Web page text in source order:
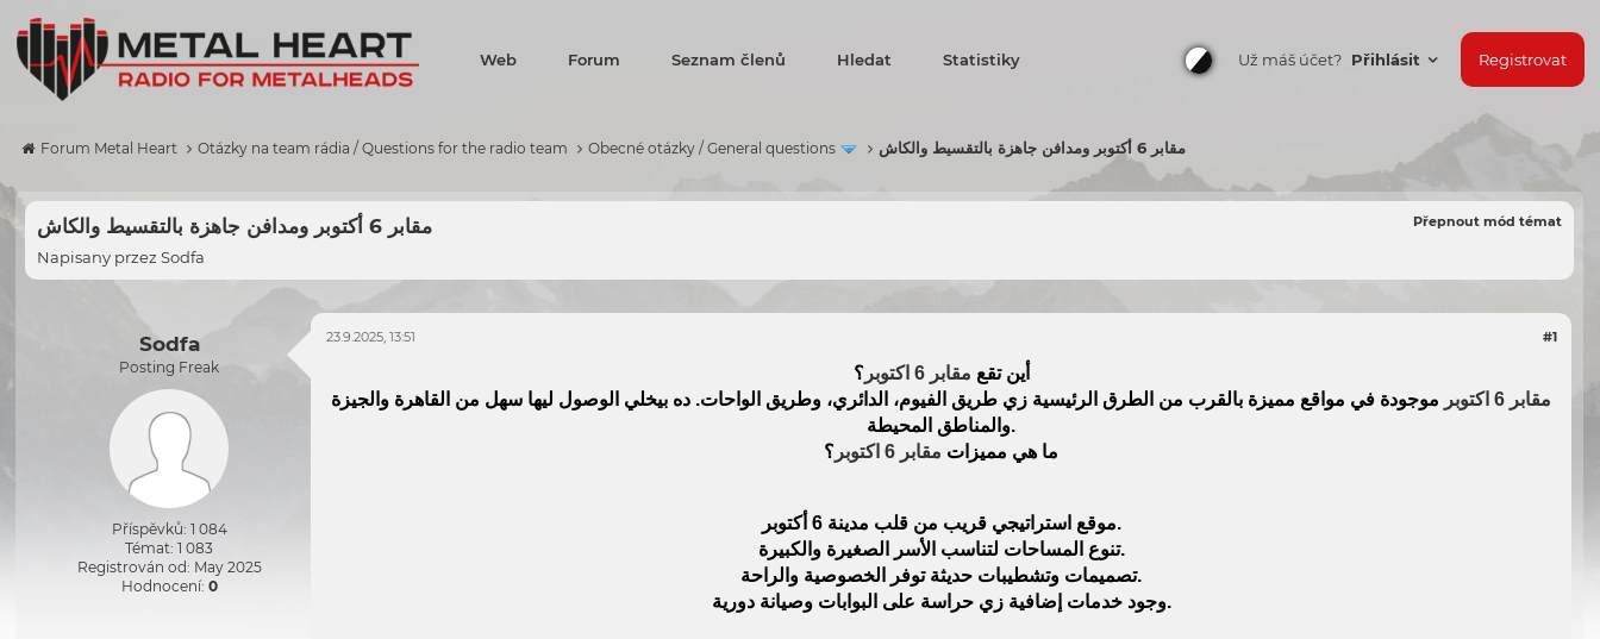
Web Forum Seznam členů Hledat Statistiky Už máš účet? Přihlásit Registrovat
Forum Metal Heart Otázky na team rádia / Questions for the radio team Obecné otázky / General questions مقابر 6 أكتوبر ومدافن جاهزة بالتقسيط والكاش
Přepnout mód témat مقابر 6 أكتوبر ومدافن جاهزة بالتقسيط والكاش
Napisany przezSodfa
Sodfa
Posting Freak
Příspěvků: 1 084
Témat: 1 083
Registrován od: May 2025
Hodnocení: 0
#1
23.9.2025, 13:51
أين تقع مقابر 6 اكتوبر
؟
مقابر 6 اكتوبر
موجودة في مواقع مميزة بالقرب من الطرق الرئيسية زي طريق الفيوم، الدائري، وطريق الواحات. ده بيخلي الوصول ليها سهل من القاهرة والجيزة
والمناطق المحيطة.
ما هي مميزات مقابر 6 اكتوبر ؟
موقع استراتيجي قريب من قلب مدينة 6 أكتوبر.
تنوع المساحات لتناسب الأسر الصغيرة والكبيرة.
تصميمات وتشطيبات حديثة توفر الخصوصية والراحة.
وجود خدمات إضافية زي حراسة على البوابات وصيانة دورية.